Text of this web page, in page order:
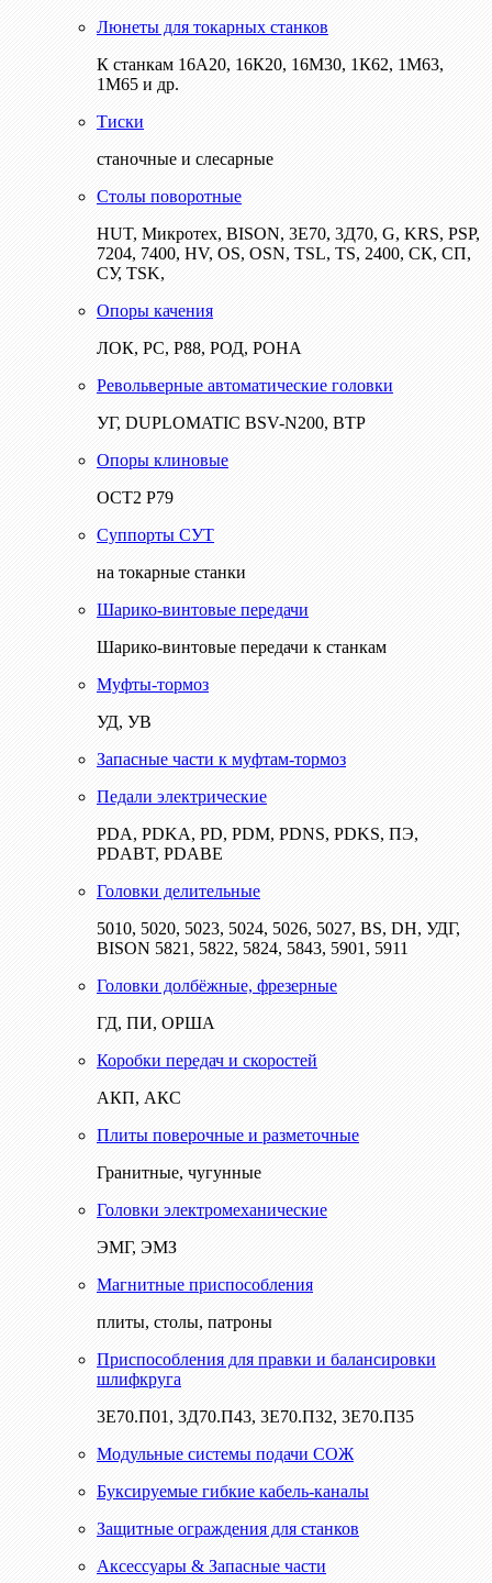
Люнеты для токарных станков
К станкам 16А20, 16К20, 16М30, 1К62, 1М63,
1М65 и др.
Тиски
станочные и слесарные
Столы поворотные
HUT, Микротех, BISON, 3Е70, 3Д70, G, KRS, PSP,
7204, 7400, HV, OS, OSN, TSL, TS, 2400, СК, СП,
СУ, TSK,
Опоры качения
ЛОК, РС, Р88, РОД, РОНА
Револьверные автоматические головки
УГ, DUPLOMATIC BSV-N200, ВТР
Опоры клиновые
ОСТ2 Р79
Суппорты СУТ
на токарные станки
Шарико-винтовые передачи
Шарико-винтовые передачи к станкам
Муфты-тормоз
УД, УВ
Запасные части к муфтам-тормоз
Педали электрические
PDA, PDKA, PD, PDM, PDNS, PDKS, ПЭ,
PDABT, PDABE
Головки делительные
5010, 5020, 5023, 5024, 5026, 5027, BS, DH, УДГ,
BISON 5821, 5822, 5824, 5843, 5901, 5911
Головки долбёжные, фрезерные
ГД, ПИ, ОРША
Коробки передач и скоростей
АКП, АКС
Плиты поверочные и разметочные
Гранитные, чугунные
Головки электромеханические
ЭМГ, ЭМЗ
Магнитные приспособления
плиты, столы, патроны
Приспособления для правки и балансировки
шлифкруга
3Е70.П01, 3Д70.П43, 3Е70.П32, 3Е70.П35
Модульные системы подачи СОЖ
Буксируемые гибкие кабель-каналы
Защитные ограждения для станков
Аксессуары & Запасные части